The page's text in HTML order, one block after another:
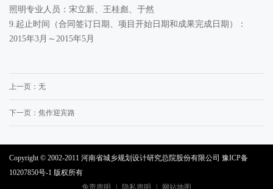
照明专业人员：宋立新、王桂彪、于然
9.起止时间（合同签订日期、项目开始日期和成果完成日期）：
2015年3月～2015年5月
上一页： 无
下一页： 焦作迎宾路
Copyright © 2002-2011 河南省城乡规划设计研究总院股份有限公司 豫ICP备
10207850号-1 版权所有
免责声明
隐私声明 网站地图